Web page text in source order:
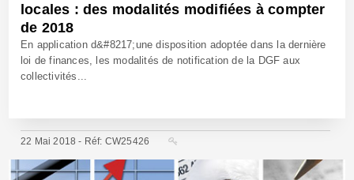
locales : des modalités modifiées à compter
de 2018
En application d&#8217;une disposition adoptée dans la dernière
loi de finances, les modalités de notification de la DGF aux
collectivités...
22 Mai 2018 - Réf: CW25426